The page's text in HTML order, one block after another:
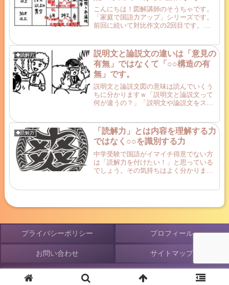
こんにちは！図解講師のそうちゃです。
「家庭で国語力アップ」シリーズです。
前回に続いて対比作文の2回目です。前
念頭において理社の暗記物を対比表でま
とめる方法を記事...
◆読解力
説明文と論説文の違いは「意見の
有無」ではなくて「○○構造の有
無」です。
説明文と論説文図の意味は読んでいくう
ちに分かりますｗ「説明文と論説文って
何が違うの？」「説明文や論説文をスッ
「説明文と論説文の違い」を明らかにす
ることで「説明的文章の構...
◆読解力
「読解力」とは内容を理解する力
ではなく○○を識別する力
中学受験で国語がイマイチ得意でない方
は「読解力を付けたい！」と思っている
でしょう。その気持ちはよく分かりま
プライバシーポリシー プロフィール
お問い合わせ サイトマップ
© 2018 そうちゃ式 中学受験 図解de学習法.